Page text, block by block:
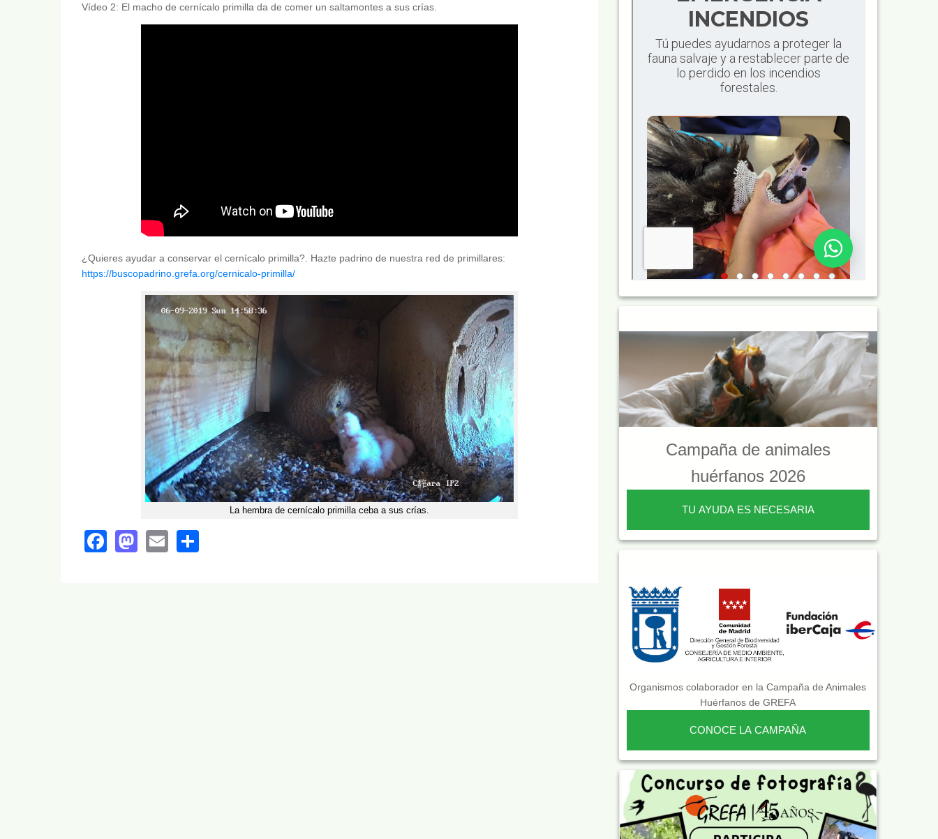
Vídeo 2: El macho de cernícalo primilla da de comer un saltamontes a sus crías.
¿Quieres ayudar a conservar el cernícalo primilla?. Hazte padrino de nuestra red de primillares:
https://buscopadrino.grefa.org/cernicalo-primilla/
La hembra de cernícalo primilla ceba a sus crías.
Facebook
Mastodon
Email
Campaña de animales
huérfanos 2026
TU AYUDA ES NECESARIA
Organismos colaborador en la Campaña de Animales
Huérfanos de GREFA
CONOCE LA CAMPAÑA